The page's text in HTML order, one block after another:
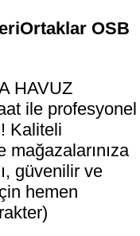
OSB
HAVUZ
ile profesyonel
Kaliteli
güvenilir ve
hemen